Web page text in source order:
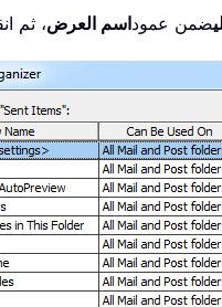
ضمن عموداسم العرض، ثم